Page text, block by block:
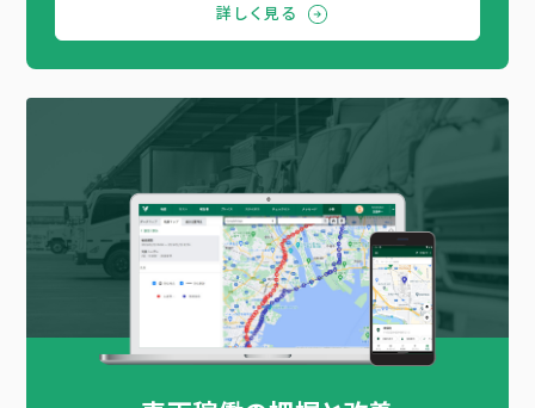
詳しく見る